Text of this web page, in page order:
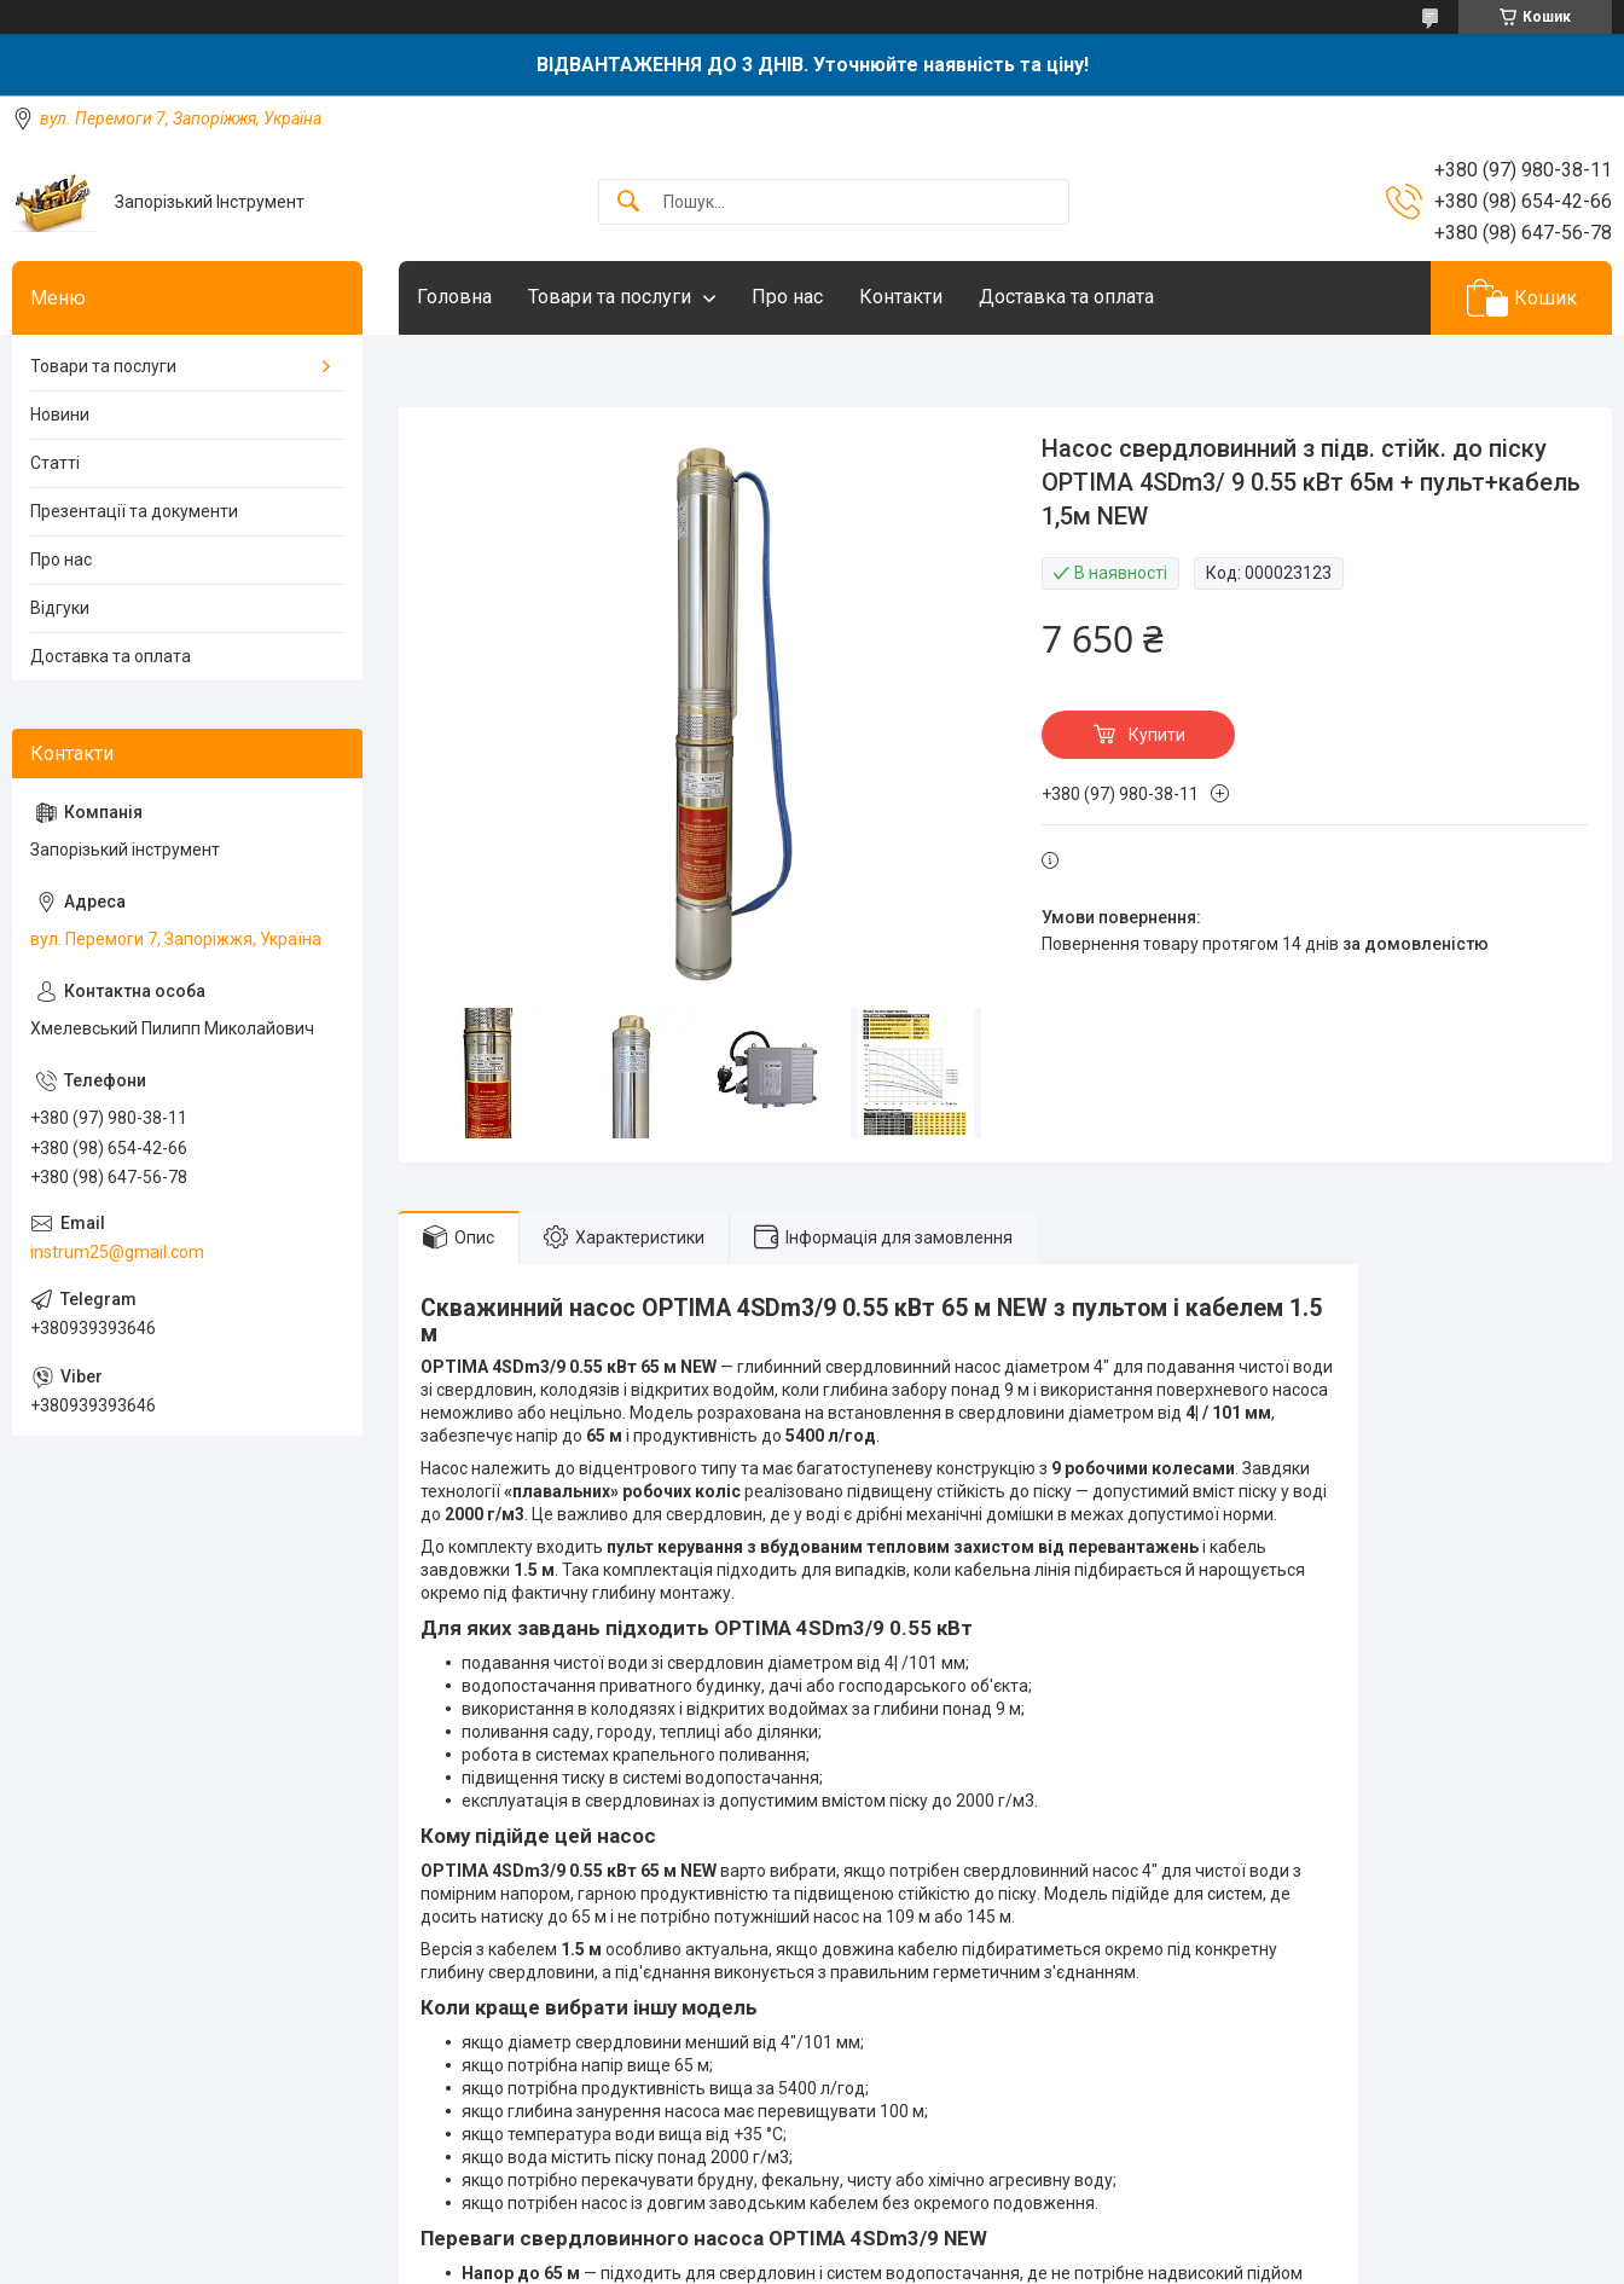
Кошик
ВІДВАНТАЖЕННЯ ДО 3 ДНІВ. Уточнюйте наявність та ціну!
вул. Перемоги 7, Запоріжжя, Україна
Запорізький Інструмент
+380 (97) 980-38-11
+380 (98) 654-42-66
+380 (98) 647-56-78
Головна Товари та послуги Про нас Контакти Доставка та оплата Кошик
Насос свердловинний з підв. стійк. до піску
OPTIMA 4SDm3/ 9 0.55 кВт 65м + пульт+кабель
1,5м NEW
В наявності Код:000023123
7 650 ₴
Купити
+380 (97) 980-38-11
повернення товару протягом 14 днів за домовленістю
Опис Характеристики Інформація для замовлення
Скважинний насос OPTIMA 4SDm3/9 0.55 кВт 65 м NEW з пультом і кабелем 1.5
м
OPTIMA 4SDm3/9 0.55 кВт 65 м NEW — глибинний свердловинний насос діаметром 4" для подавання чистої води
зі свердловин, колодязів і відкритих водойм, коли глибина забору понад 9 м і використання поверхневого насоса
неможливо або нецільно. Модель розрахована на встановлення в свердловини діаметром від 4| / 101 мм,
забезпечує напір до 65 м і продуктивність до 5400 л/год
Насос належить до відцентрового типу та має багатоступеневу конструкцію з 9 робочими колесами . Завдяки
технології«плавальних» робочих колісреалізовано підвищену стійкість до піску — допустимий вміст піску у воді
до 2000 г/м3 . Це важливо для свердловин, де у воді є дрібні механічні домішки в межах допустимої норми.
До комплекту входить пульт керування з вбудованим тепловим захистом від перевантаженьі кабель
завдовжки 1.5 м . Така комплектація підходить для випадків, коли кабельна лінія підбирається й нарощується
окремо під фактичну глибину монтажу.
Для яких завдань підходить OPTIMA 4SDm3/9 0.55 кВт
подавання чистої води зі свердловин діаметром від 4| /101 мм;
водопостачання приватного будинку, дачі або господарського об'єкта;
використання в колодязях і відкритих водоймах за глибини понад 9 м;
поливання саду, городу, теплиці або ділянки;
робота в системах крапельного поливання;
підвищення тиску в системі водопостачання;
експлуатація в свердловинах із допустимим вмістом піску до 2000 г/м3.
Кому підійде цей насос
OPTIMA 4SDm3/9 0.55 кВт 65 м NEWварто вибрати, якщо потрібен свердловинний насос 4" для чистої води з
помірним напором, гарною продуктивністю та підвищеною стійкістю до піску. Модель підійде для систем, де
досить натиску до 65 м і не потрібно потужніший насос на 109 м або 145 м.
Версія з кабелем 1.5 м особливо актуальна, якщо довжина кабелю підбиратиметься окремо під конкретну
глибину свердловини, а під'єднання виконується з правильним герметичним з'єднанням.
Коли краще вибрати іншу модель
якщо діаметр свердловини менший від 4"/101 мм;
якщо потрібна напір вище 65 м;
якщо потрібна продуктивність вища за 5400 л/год;
якщо глибина занурення насоса має перевищувати 100 м;
якщо температура води вища від +35 °C;
якщо вода містить піску понад 2000 г/м3;
якщо потрібно перекачувати брудну, фекальну, чисту або хімічно агресивну воду;
якщо потрібен насос із довгим заводським кабелем без окремого подовження.
Переваги свердловинного насоса OPTIMA 4SDm3/9 NEW
Напор до 65 м — підходить для свердловин і систем водопостачання, де не потрібне надвисокий підйом
Товари та послуги
Новини
Статті
Презентації та документи
Про нас
Відгуки
Доставка та оплата
Запорізький інструмент
вул. Перемоги 7, Запоріжжя, Україна
Хмелевський Пилипп Миколайович
+380 (97) 980-38-11
+380 (98) 654-42-66
+380 (98) 647-56-78
instrum25@gmail.com
+380939393646
+380939393646